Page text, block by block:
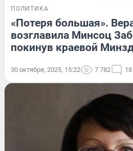
ПОЛИТИКА
«Потеря большая».
возглавила Минсоц
покинув краевой
30 октября, 2025, 15:22 7 782 18